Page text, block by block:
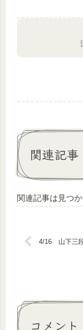
関連記事
関連記事は見つ
4/16 山下三
コメント